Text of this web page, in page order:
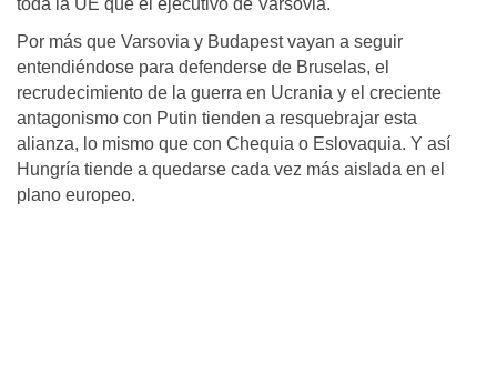
toda la UE que el ejecutivo de Varsovia.
Por más que Varsovia y Budapest vayan a seguir
entendiéndose para defenderse de Bruselas, el
recrudecimiento de la guerra en Ucrania y el creciente
antagonismo con Putin tienden a resquebrajar esta
alianza, lo mismo que con Chequia o Eslovaquia. Y así
Hungría tiende a quedarse cada vez más aislada en el
plano europeo.